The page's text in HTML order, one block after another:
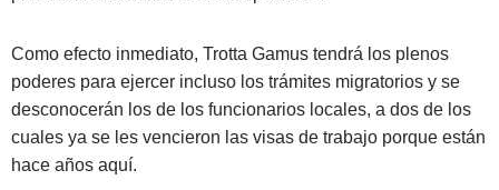
Como efecto inmediato, Trotta Gamus tendrá los plenos
poderes para ejercer incluso los trámites migratorios y se
desconocerán los de los funcionarios locales, a dos de los
cuales ya se les vencieron las visas de trabajo porque están
hace años aquí.